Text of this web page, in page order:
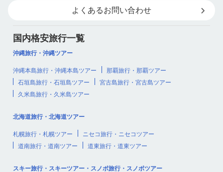
よくあるお問い合わせ
国内格安旅行一覧
沖縄旅行・沖縄ツアー
沖縄本島旅行・沖縄本島ツアー
那覇旅行・那覇ツアー
石垣島旅行・石垣島ツアー
宮古島旅行・宮古島ツアー
久米島旅行・久米島ツアー
北海道旅行・北海道ツアー
札幌旅行・札幌ツアー
ニセコ旅行・ニセコツアー
道南旅行・道南ツアー
道東旅行・道東ツアー
スキー旅行・スキーツアー・スノボ旅行・スノボツアー